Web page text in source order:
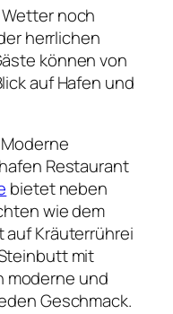
noch
herrlichen
können von
auf Hafen und
Restaurant
bietet neben
wie dem
auf Kräuterrührei
mit
moderne und
Geschmack.